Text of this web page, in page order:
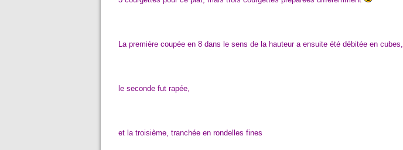
La première coupée en 8 dans le sens de la hauteur a ensuite été débitée en cubes,
le seconde fut rapée,
et la troisième, tranchée en rondelles fines